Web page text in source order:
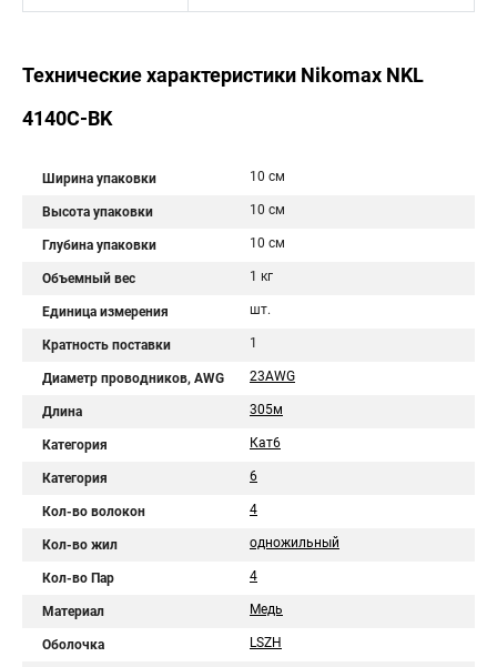
Технические характеристики Nikomax NKL
4140C-BK
Ширина упаковки 10 см
Высота упаковки 10 см
Глубина упаковки 10 см
Объемный вес 1 кг
Единица измерения шт.
Кратность поставки 1
Диаметр проводников, AWG 23AWG
Длина 305м
Категория Кат6
Категория 6
Кол-во волокон 4
Кол-во жил одножильный
Кол-во Пар 4
Материал Медь
Оболочка LSZH